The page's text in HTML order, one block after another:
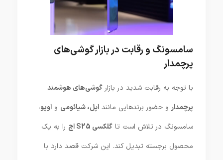
سامسونگ و رقابت در بازار گوشی‌های
پرچمدار
با توجه به رقابت شدید در بازار گوشی‌های هوشمند
پرچمدار و حضور برندهایی مانند اپل، شیائومی و اوپو،
سامسونگ در تلاش است تا گلکسی S25 اج
را به یک
محصول برجسته تبدیل کند. این شرکت قصد دارد با